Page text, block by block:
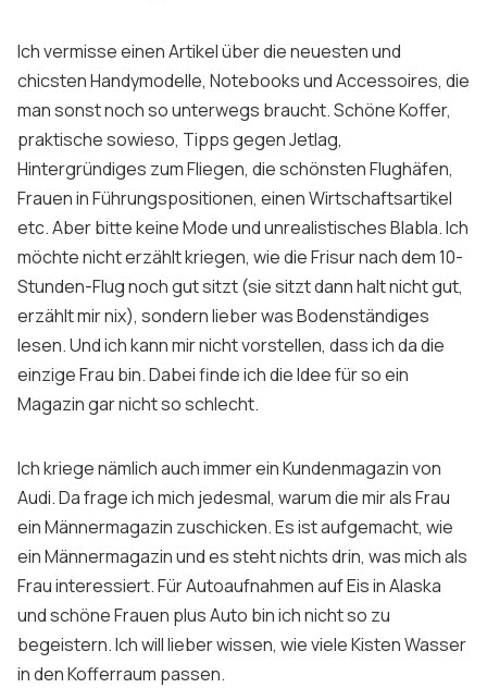
Ich vermisse einen Artikel über die neuesten und
chicsten Handymodelle, NotebooksundAccessoires, die
man sonst noch so unterwegs braucht. Schöne Koffer,
praktische sowieso, Tipps gegen Jetlag,
Hintergründiges zum Fliegen, die schönsten Flughäfen,
Frauen in Führungspositionen, einen Wirtschaftsartikel
etc. Aber bitte keine Mode und unrealistisches Blabla. Ich
möchte nicht erzählt kriegen, wie die Frisur nach dem 10-
Stunden-Flug noch gut sitzt (sie sitzt dann halt nicht gut,
erzählt mir nix), sondern lieber was Bodenständiges
lesen. Und ich kann mir nicht vorstellen, dass ich da die
einzige Frau bin. Dabei finde ich die Idee für so ein
Magazin gar nicht so schlecht.
Ich kriege nämlich auch immer ein Kundenmagazin von
Audi. Da frage ich mich jedesmal, warum die mir als Frau
ein Männermagazin zuschicken. Es ist aufgemacht, wie
ein Männermagazin und es steht nichts drin, was mich als
Frau interessiert. Für Autoaufnahmen auf Eis in Alaska
und schöne Frauen plus Auto bin ich nicht so zu
begeistern. Ich will lieber wissen, wie viele Kisten Wasser
in den Kofferraum passen.